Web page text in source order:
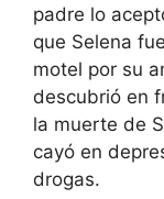
padre lo
que Selena
motel por su
descubrió en
la muerte de
cayó en
drogas.